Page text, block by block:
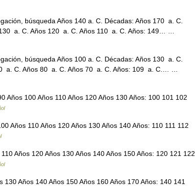
búsqueda Años 140 a. C. Décadas: Años 170 a. C.
a. C. Años 120 a. C. Años 110 a. C. Años: 149… …
búsqueda Años 100 a. C. Décadas: Años 130 a. C.
a. C. Años 80 a. C. Años 70 a. C. Años: 109 a. C.… …
Años 100 Años 110 Años 120 Años 130 Años: 100 101 102
Años 110 Años 120 Años 130 Años 140 Años: 110 111 112
Años 120 Años 130 Años 140 Años 150 Años: 120 121 122
Años 140 Años 150 Años 160 Años 170 Años: 140 141